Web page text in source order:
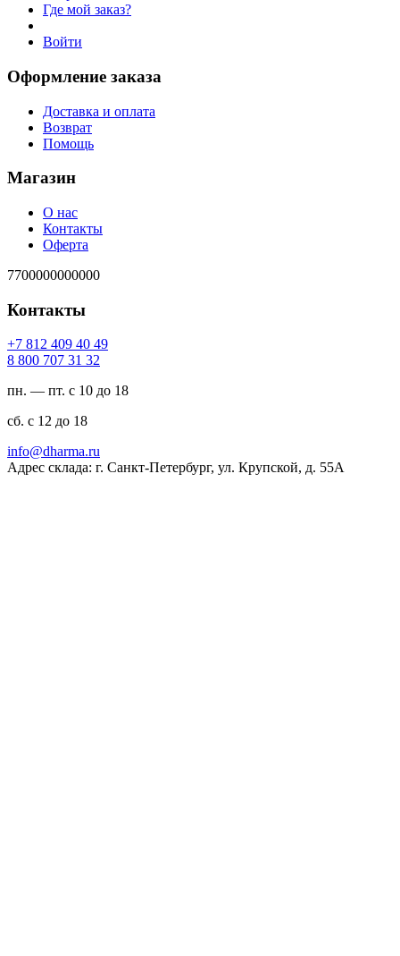
Где мой заказ?
Войти
Оформление заказа
Доставка и оплата
Возврат
Помощь
Магазин
О нас
Контакты
Оферта
7700000000000
Контакты
94 04 904 218 7+
23 13 707 008 8
пн. — пт. с 10 до 18
сб. с 12 до 18
ur.amrahd@ofni
Адрес склада: г. Санкт-Петербург, ул. Крупской, д. 55А